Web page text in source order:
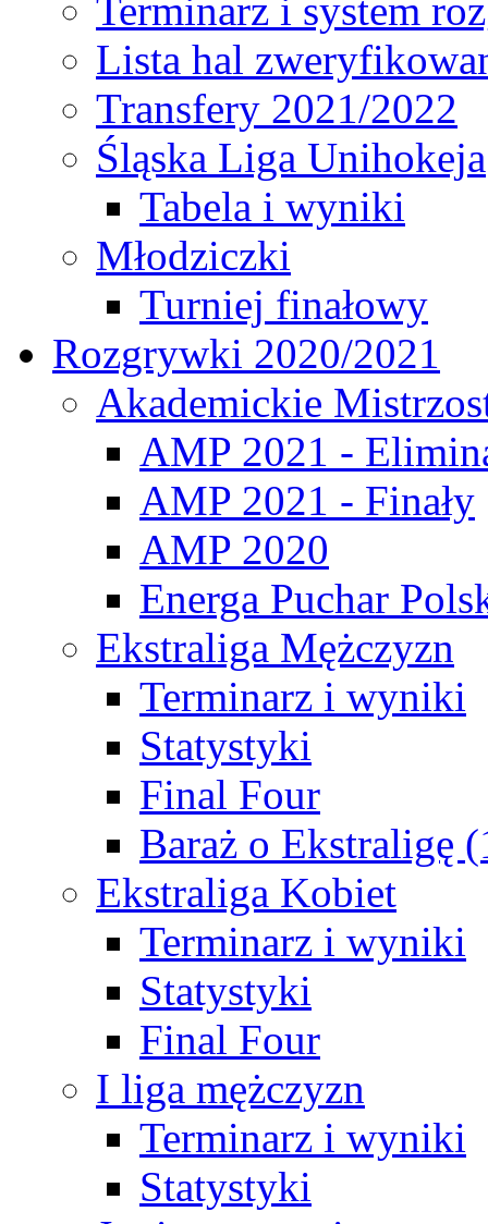
Terminarz i system
Lista hal
Transfery 2021/2022
Śląska Liga Unihokeja
Tabela i wyniki
Młodziczki
Turniej finałowy
Rozgrywki 2020/2021
Akademickie
AMP 2021 -
AMP 2021 - Finały
AMP 2020
Energa Puchar
Ekstraliga Mężczyzn
Terminarz i wyniki
Statystyki
Final Four
Baraż o Ekstraligę
Ekstraliga Kobiet
Terminarz i wyniki
Statystyki
Final Four
I liga mężczyzn
Terminarz i wyniki
Statystyki